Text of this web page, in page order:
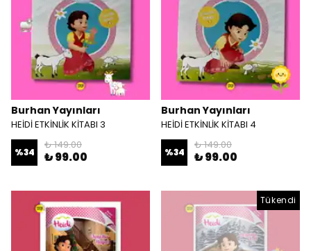
Burhan Yayınları
HEİDİ ETKİNLİK KİTABI 3
%34
₺ 149.00
₺ 99.00
Burhan Yayınları
HEİDİ ETKİNLİK KİTABI 4
%34
₺ 149.00
₺ 99.00
Tükendi